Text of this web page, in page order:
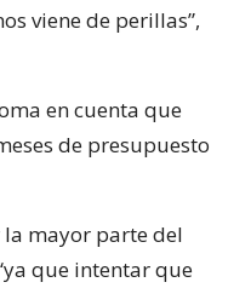
viene de perillas”,
en cuenta que
de presupuesto
mayor parte del
que intentar que